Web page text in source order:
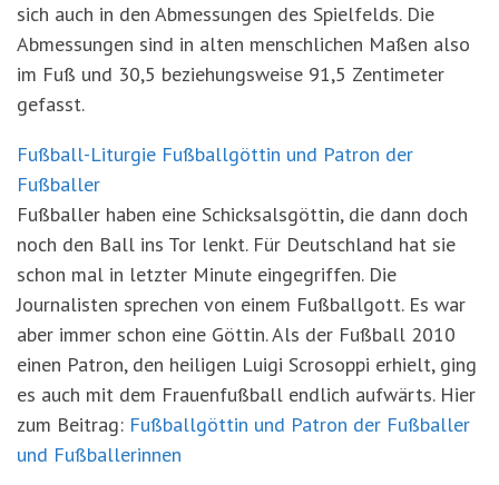
sich auch in den Abmessungen des Spielfelds. Die
Abmessungen sind in alten menschlichen Maßen also
im Fuß und 30,5 beziehungsweise 91,5 Zentimeter
gefasst.
Fußball-Liturgie Fußballgöttin und Patron der
Fußballer
Fußballer haben eine Schicksalsgöttin, die dann doch
noch den Ball ins Tor lenkt. Für Deutschland hat sie
schon mal in letzter Minute eingegriffen. Die
Journalisten sprechen von einem Fußballgott. Es war
aber immer schon eine Göttin. Als der Fußball 2010
einen Patron, den heiligen Luigi Scrosoppi erhielt, ging
es auch mit dem Frauenfußball endlich aufwärts. Hier
zum Beitrag: Fußballgöttin und Patron der Fußballer
und Fußballerinnen